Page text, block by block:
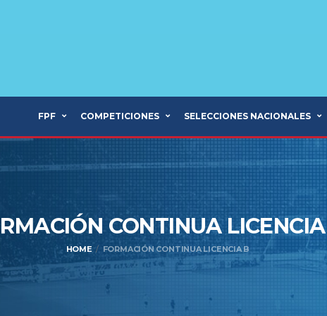
FPF COMPETICIONES SELECCIONES NACIONALES
CONTINUA
HOME FORMACIÓN CONTINUA LICENCIA B